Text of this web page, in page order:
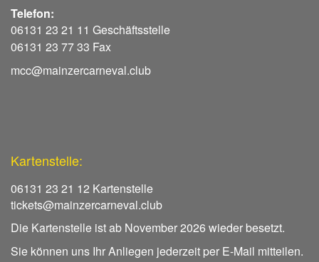
Telefon:
06131 23 21 11 Geschäftsstelle
06131 23 77 33 Fax
mcc@mainzercarneval.club
Kartenstelle:
06131 23 21 12 Kartenstelle
tickets@mainzercarneval.club
Die Kartenstelle ist ab November 2026 wieder besetzt.
Sie können uns Ihr Anliegen jederzeit per E-Mail mitteilen.